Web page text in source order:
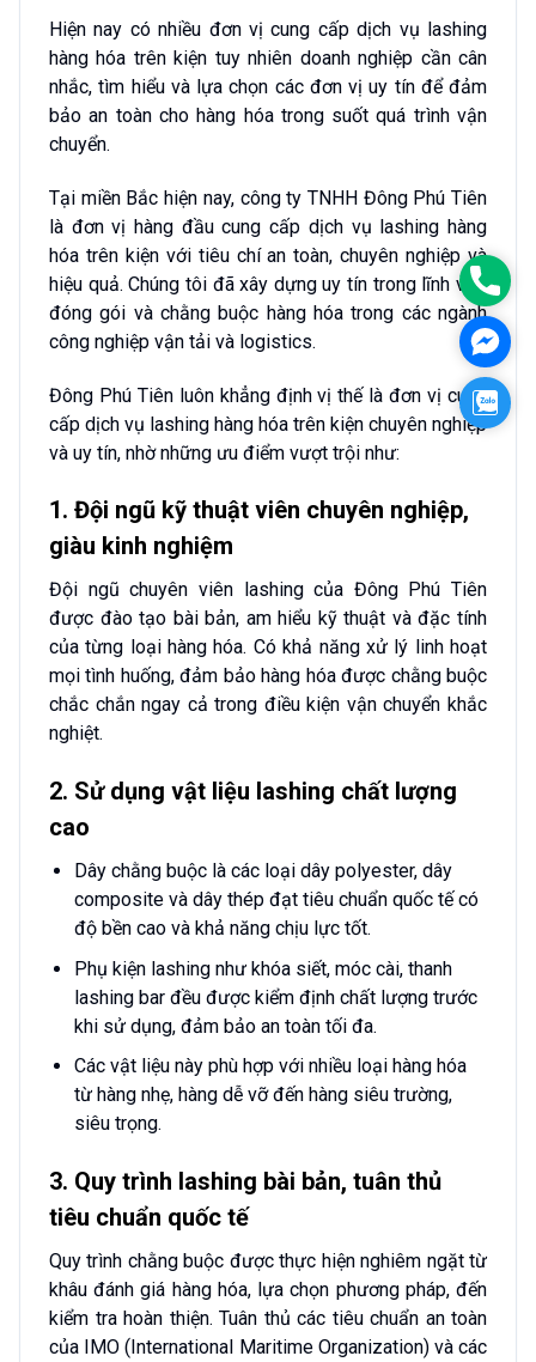
Hiện nay có nhiều đơn vị cung cấp dịch vụ lashing
hàng hóa trên kiện tuy nhiên doanh nghiệp cần cân
nhắc, tìm hiểu và lựa chọn các đơn vị uy tín để đảm
bảo an toàn cho hàng hóa trong suốt quá trình vận
chuyển.
Tại miền Bắc hiện nay, công ty TNHH Đông Phú Tiên
là đơn vị hàng đầu cung cấp dịch vụ lashing hàng
hóa trên kiện với tiêu chí an toàn, chuyên nghiệp và
hiệu quả. Chúng tôi đã xây dựng uy tín trong lĩnh vực
đóng gói và chằng buộc hàng hóa trong các ngành
công nghiệp vận tải và logistics.
Đông Phú Tiên luôn khẳng định vị thế là đơn vị cung
cấp dịch vụ lashing hàng hóa trên kiện chuyên nghiệp
và uy tín, nhờ những ưu điểm vượt trội như:
1. Đội ngũ kỹ thuật viên chuyên nghiệp,
giàu kinh nghiệm
Đội ngũ chuyên viên lashing của Đông Phú Tiên
được đào tạo bài bản, am hiểu kỹ thuật và đặc tính
của từng loại hàng hóa. Có khả năng xử lý linh hoạt
mọi tình huống, đảm bảo hàng hóa được chằng buộc
chắc chắn ngay cả trong điều kiện vận chuyển khắc
nghiệt.
2. Sử dụng vật liệu lashing chất lượng
cao
Dây chằng buộc là các loại dây polyester, dây
composite và dây thép đạt tiêu chuẩn quốc tế có
độ bền cao và khả năng chịu lực tốt.
Phụ kiện lashing như khóa siết, móc cài, thanh
lashing bar đều được kiểm định chất lượng trước
khi sử dụng, đảm bảo an toàn tối đa.
Các vật liệu này phù hợp với nhiều loại hàng hóa
từ hàng nhẹ, hàng dễ vỡ đến hàng siêu trường,
siêu trọng.
3. Quy trình lashing bài bản, tuân thủ
tiêu chuẩn quốc tế
Quy trình chằng buộc được thực hiện nghiêm ngặt từ
khâu đánh giá hàng hóa, lựa chọn phương pháp, đến
kiểm tra hoàn thiện. Tuân thủ các tiêu chuẩn an toàn
của IMO (International Maritime Organization) và các
Zalo